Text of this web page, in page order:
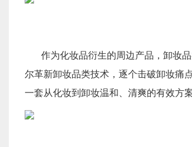
作为化妆品衍生的周边产品，卸妆
尔革新卸妆品类技术，逐个击破卸妆痛
一套从化妆到卸妆温和、清爽的有效方